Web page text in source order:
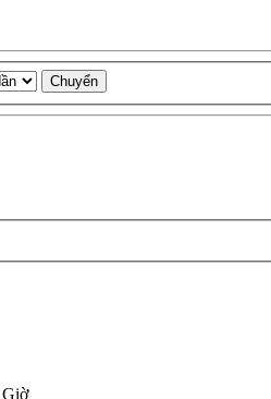
Giờ